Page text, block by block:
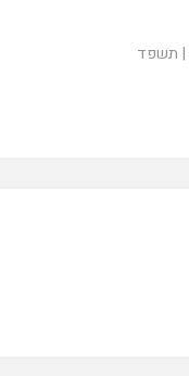
| תשפד